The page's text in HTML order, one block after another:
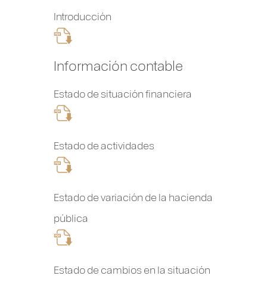
Introducción
Información contable
Estado de situación financiera
Estado de actividades
Estado de variación de la hacienda
pública
Estado de cambios en la situación